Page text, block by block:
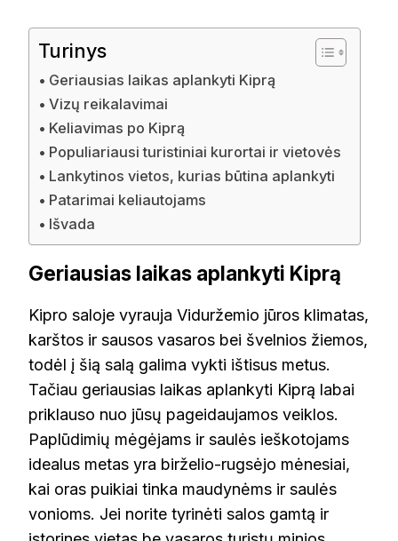
Turinys
Geriausias laikas aplankyti Kiprą
Vizų reikalavimai
Keliavimas po Kiprą
Populiariausi turistiniai kurortai ir vietovės
Lankytinos vietos, kurias būtina aplankyti
Patarimai keliautojams
Išvada
Geriausias laikas aplankyti Kiprą
Kipro saloje vyrauja Viduržemio jūros klimatas,
karštos ir sausos vasaros bei švelnios žiemos,
todėl į šią salą galima vykti ištisus metus.
Tačiau geriausias laikas aplankyti Kiprą labai
priklauso nuo jūsų pageidaujamos veiklos.
Paplūdimių mėgėjams ir saulės ieškotojams
idealus metas yra birželio-rugsėjo mėnesiai,
kai oras puikiai tinka maudynėms ir saulės
vonioms. Jei norite tyrinėti salos gamtą ir